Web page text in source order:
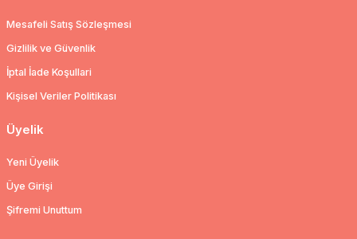
Mesafeli Satış Sözleşmesi
Gizlilik ve Güvenlik
İptal İade Koşullari
Kişisel Veriler Politikası
Üyelik
Yeni Üyelik
Üye Girişi
Şifremi Unuttum